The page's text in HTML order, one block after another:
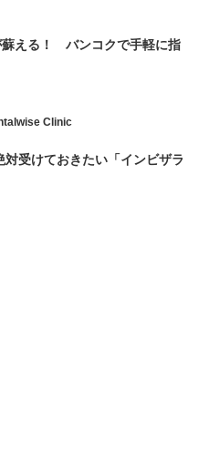
蘇える！ バンコクで手軽に指
受けておきたい「インビザラ